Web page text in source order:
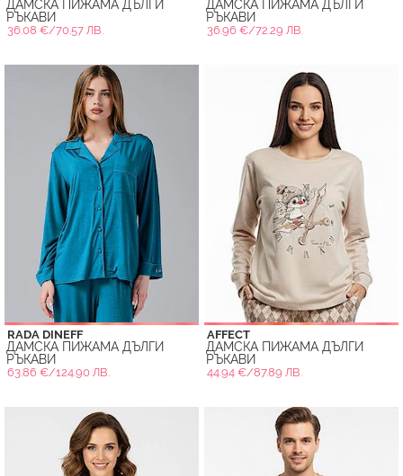
ДАМСКА ПИЖАМА ДЪЛГИ
РЪКАВИ
36.08 €/70.57 ЛВ.
ДАМСКА ПИЖАМА ДЪЛГИ
РЪКАВИ
36.96 €/72.29 ЛВ.
RADA DINEFF
ДАМСКА ПИЖАМА ДЪЛГИ
РЪКАВИ
63.86 €/124.90 ЛВ.
AFFECT
ДАМСКА ПИЖАМА ДЪЛГИ
РЪКАВИ
44.94 €/87.89 ЛВ.